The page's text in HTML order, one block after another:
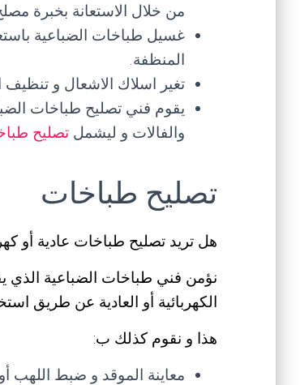
من خلال الاستعانة بخبرة
غسيل طباخات الضباعية
المنظفة.
تغير اسلاك الاشعال و
يقوم فني تصليح طباخات
والفالات و ليشمل تصليح
تصليح طباخات
هل تريد تصليح طباخات عادية أو
نؤمن فني طباخات الضباعية الذي
الكهربائية أو العادية عن طريق
هذا و نقوم كذلك ب:
معاينة الموقد و ضبط اللهب